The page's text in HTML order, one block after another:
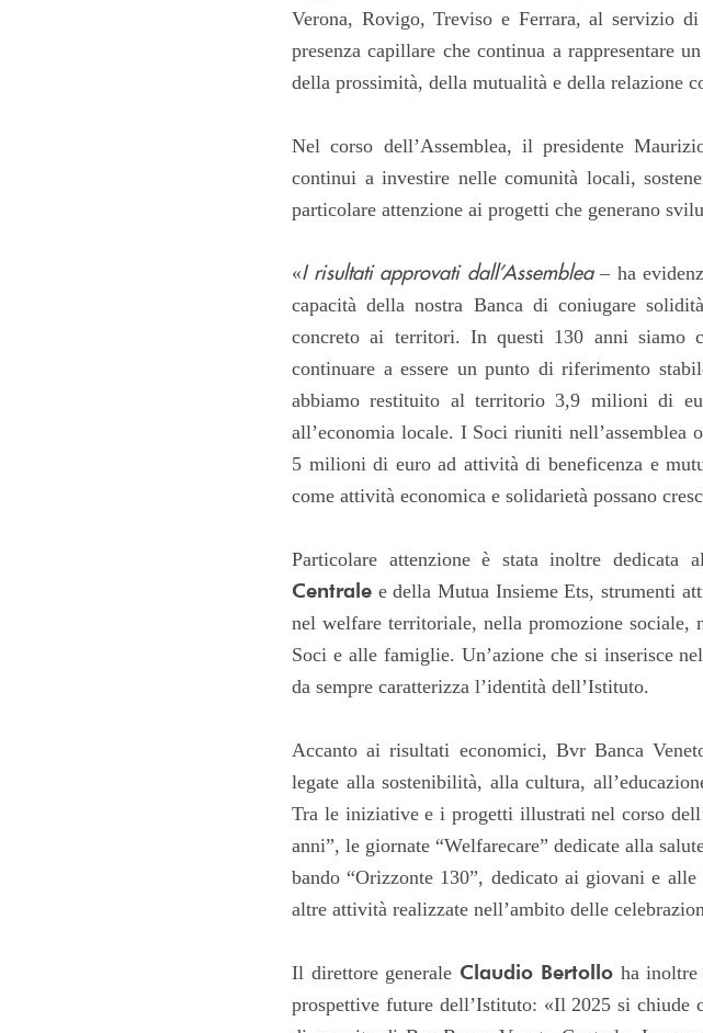
Verona, Rovigo, Treviso e Ferrara, al servizio
presenza capillare che continua a rappresentare
della prossimità, della mutualità e della relazione
Nel corso dell’Assemblea, il presidente
continui a investire nelle comunità locali,
particolare attenzione ai progetti che generano
«I risultati approvati dall’Assemblea– ha
capacità della nostra Banca di coniugare
concreto ai territori. In questi 130 anni siamo
continuare a essere un punto di riferimento
abbiamo restituito al territorio 3,9 milioni di
all’economia locale. I Soci riuniti
5 milioni di euro ad attività di beneficenza e
come attività economica e solidarietà possano
Particolare attenzione è stata inoltre dedicata
Centrale e della Mutua Insieme Ets, strumenti
nel welfare territoriale, nella promozione
Soci e alle famiglie. Un’azione che si inserisce
da sempre caratterizza l’identità dell’Istituto.
Accanto ai risultati economici, Bvr Banca
legate alla sostenibilità, alla cultura,
Tra le iniziative e i progetti illustrati nel corso
anni”, le giornate “Welfarecare” dedicate alla
bando “Orizzonte 130”, dedicato ai giovani e
altre attività realizzate nell’ambito delle
Il direttore generale Claudio Bertollo ha
prospettive future dell’Istituto: «Il 2025 si chiude